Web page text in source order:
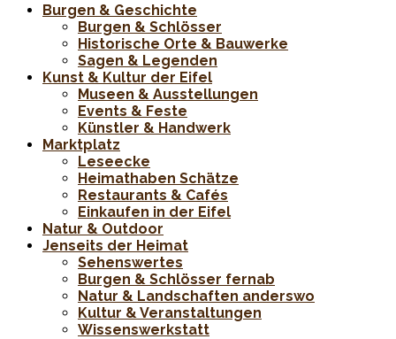
Burgen & Geschichte
Burgen & Schlösser
Historische Orte & Bauwerke
Sagen & Legenden
Kunst & Kultur der Eifel
Museen & Ausstellungen
Events & Feste
Künstler & Handwerk
Marktplatz
Leseecke
Heimathaben Schätze
Restaurants & Cafés
Einkaufen in der Eifel
Natur & Outdoor
Jenseits der Heimat
Sehenswertes
Burgen & Schlösser fernab
Natur & Landschaften anderswo
Kultur & Veranstaltungen
Wissenswerkstatt